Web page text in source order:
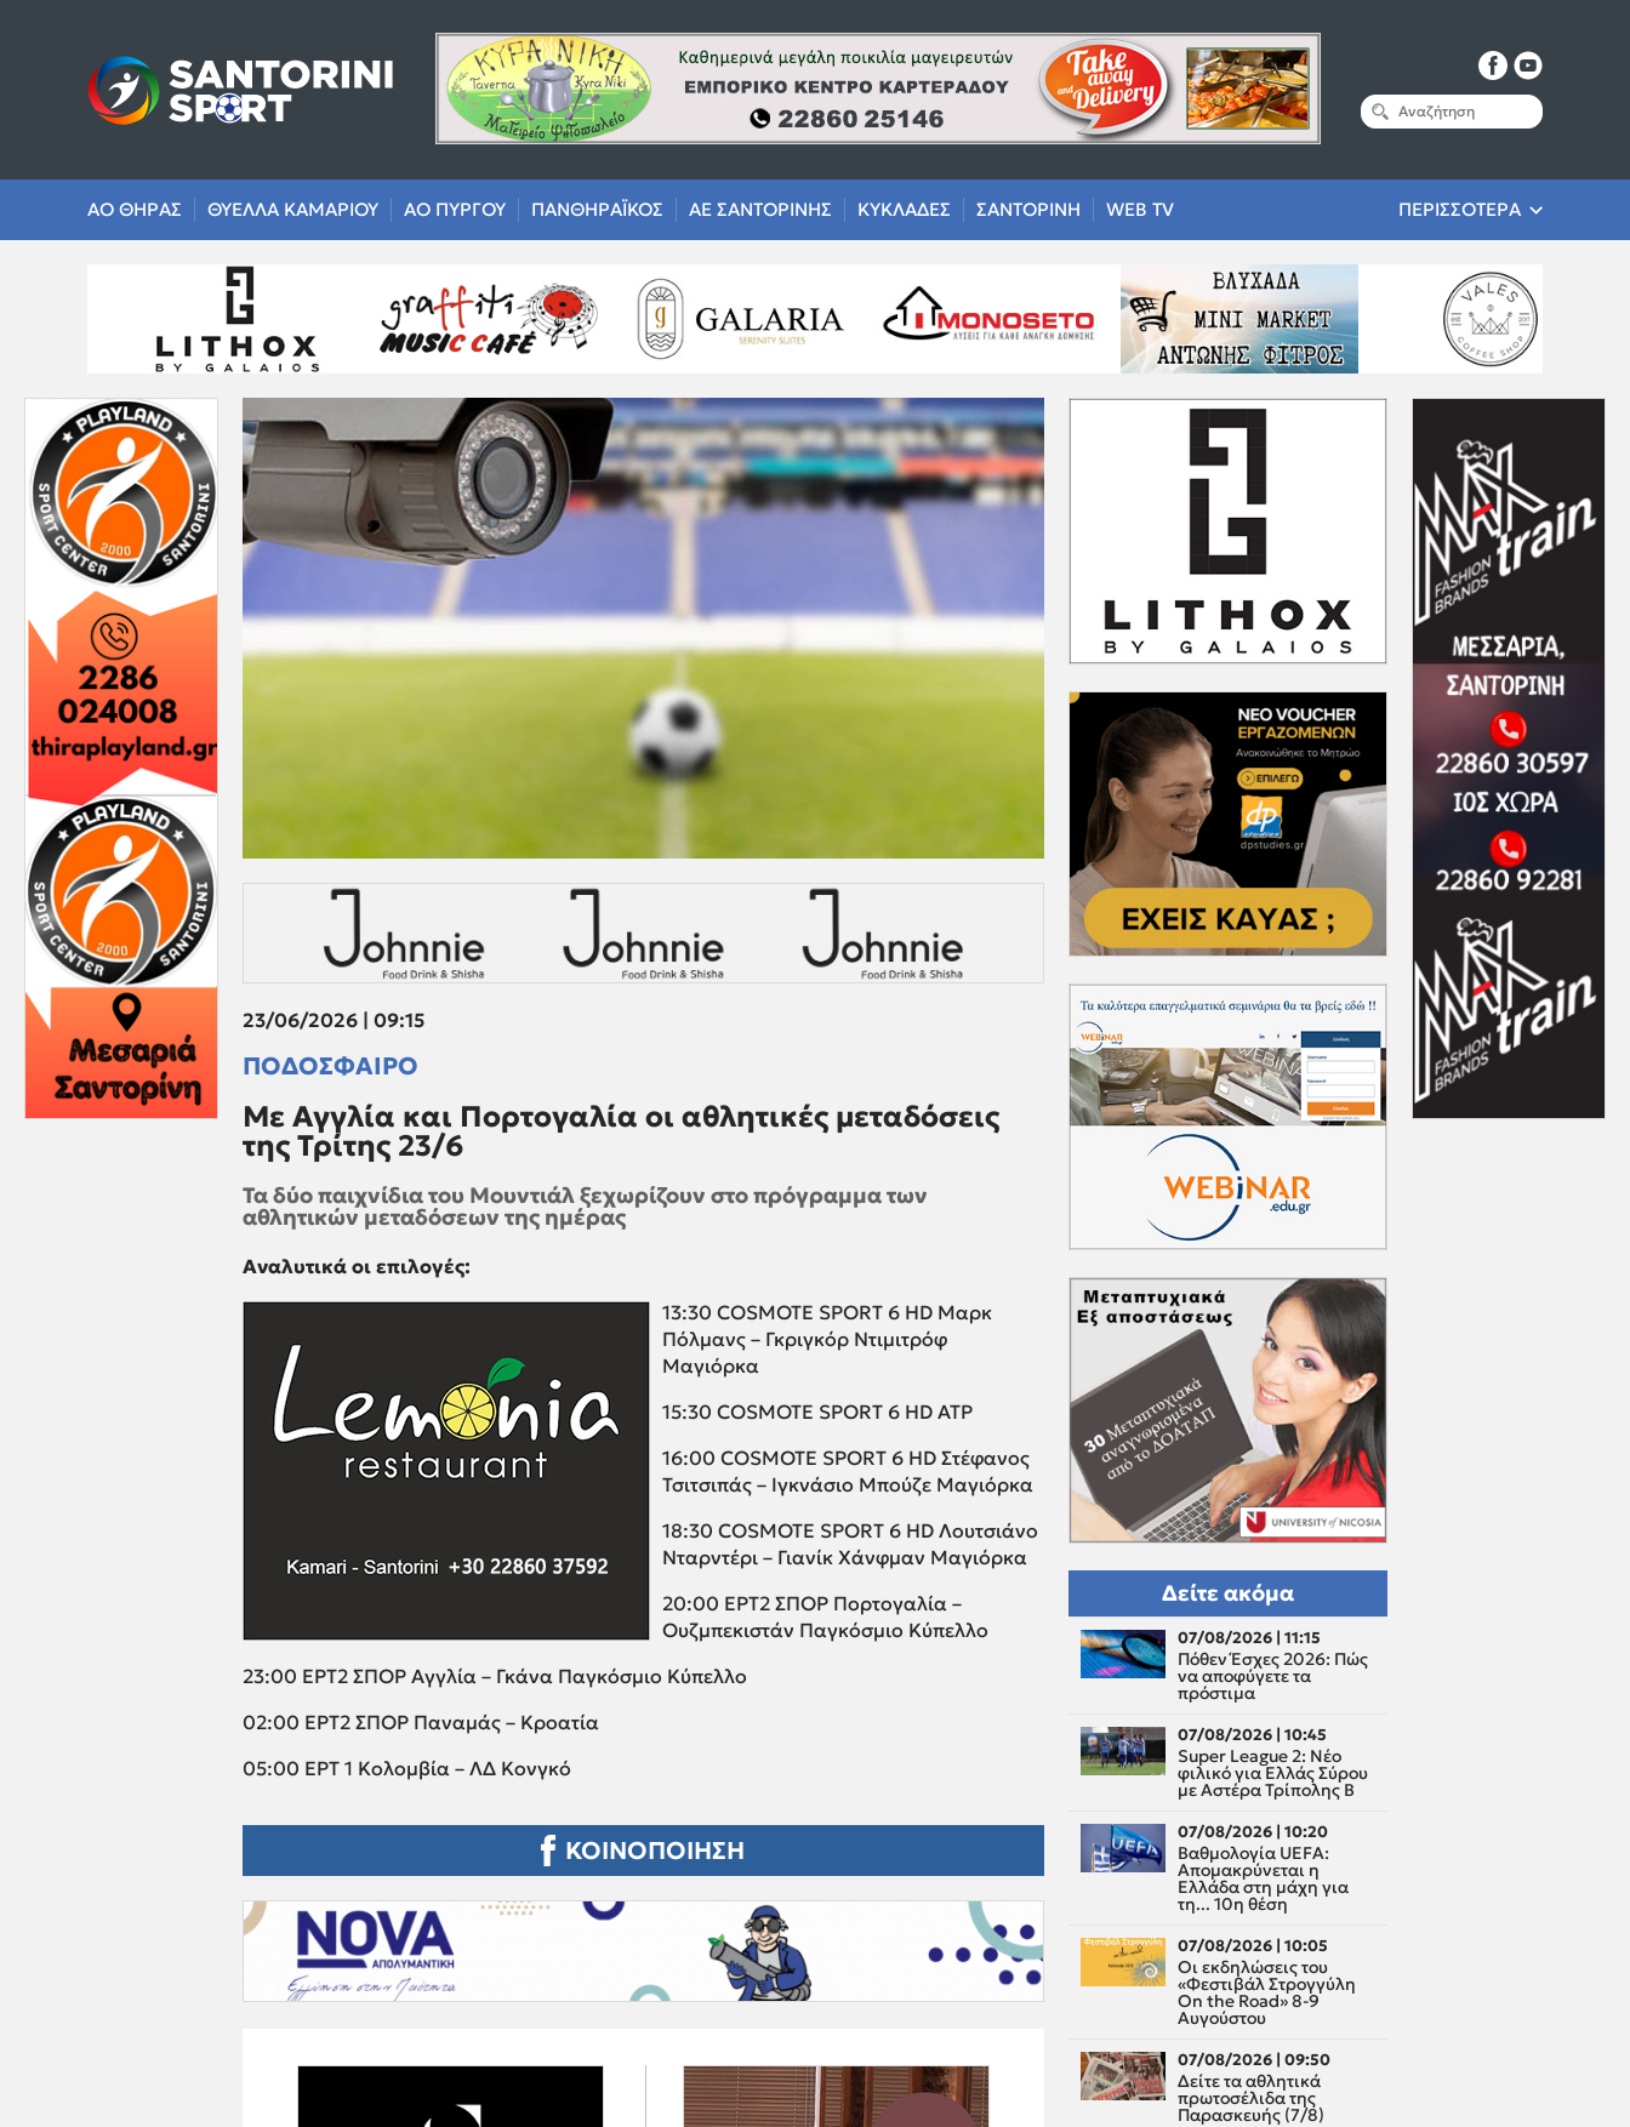
ΑΟ ΘΗΡΑΣ ΘΥΕΛΛΑ ΚΑΜΑΡΙΟΥ ΑΟ ΠΥΡΓΟΥ ΠΑΝΘΗΡΑΪΚΟΣ ΑΕ ΣΑΝΤΟΡΙΝΗΣ ΚΥΚΛΑΔΕΣ ΣΑΝΤΟΡΙΝΗ WEB TV ΠΕΡΙΣΣΟΤΕΡΑ
23/06/2026 | 09:15
ΠΟΔΟΣΦΑΙΡΟ
Με Αγγλία και Πορτογαλία οι αθλητικές μεταδόσεις
της Τρίτης 23/6
Τα δύο παιχνίδια του Μουντιάλ ξεχωρίζουν στο πρόγραμμα των
αθλητικών μεταδόσεων της ημέρας
Αναλυτικά οι επιλογές:
13:30 COSMOTE SPORT 6 HD Μαρκ
Πόλμανς – Γκριγκόρ Ντιμιτρόφ
Μαγιόρκα
15:30 COSMOTE SPORT 6 HD ATP
16:00 COSMOTE SPORT 6 HD Στέφανος
Τσιτσιπάς – Ιγκνάσιο Μπούζε Μαγιόρκα
18:30 COSMOTE SPORT 6 HD Λουτσιάνο
Νταρντέρι – Γιανίκ Χάνφμαν Μαγιόρκα
20:00 ΕΡΤ2 ΣΠΟΡ Πορτογαλία –
Ουζμπεκιστάν Παγκόσμιο Κύπελλο
23:00 ΕΡΤ2 ΣΠΟΡ Αγγλία – Γκάνα Παγκόσμιο Κύπελλο
02:00 EΡΤ2 ΣΠΟΡ Παναμάς – Κροατία
05:00 ΕΡΤ 1 Κολομβία – ΛΔ Κονγκό
ΚΟΙΝΟΠΟΙΗΣΗ
Δείτε ακόμα
07/08/2026 | 11:15
Πόθεν Έσχες 2026: Πώς
να αποφύγετε τα
πρόστιμα
07/08/2026 | 10:45
Super League 2: Νέο
φιλικό για Ελλάς Σύρου
με Αστέρα Τρίπολης Β
07/08/2026 | 10:20
Βαθμολογία UEFA:
Απομακρύνεται η
Ελλάδα στη μάχη για
τη... 10η θέση
07/08/2026 | 10:05
Οι εκδηλώσεις του
«Φεστιβάλ Στρογγύλη
On the Road» 8-9
Αυγούστου
07/08/2026 | 09:50
Δείτε τα αθλητικά
πρωτοσέλιδα της
Παρασκευής (7/8)